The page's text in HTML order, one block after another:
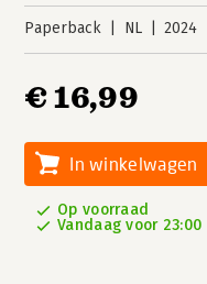
Paperback NL 2024
€ 16,99
In winkelwagen
Op voorraad
Vandaag voor